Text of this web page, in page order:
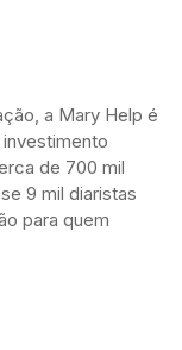
a Mary Help é
de 700 mil
9 mil diaristas
para quem